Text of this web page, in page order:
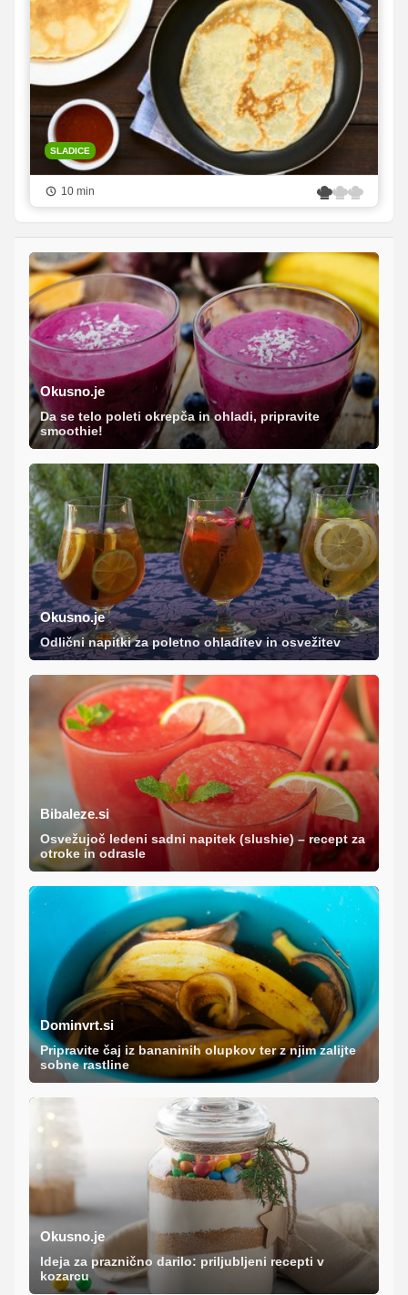
SLADICE
10 min
Okusno.je
Da se telo poleti okrepča in ohladi, pripravite
smoothie!
Okusno.je
Odlični napitki za poletno ohladitev in osvežitev
Bibaleze.si
Osvežujoč ledeni sadni napitek (slushie) – recept za
otroke in odrasle
Dominvrt.si
Pripravite čaj iz bananinih olupkov ter z njim zalijte
sobne rastline
Okusno.je
Ideja za praznično darilo: priljubljeni recepti v
kozarcu